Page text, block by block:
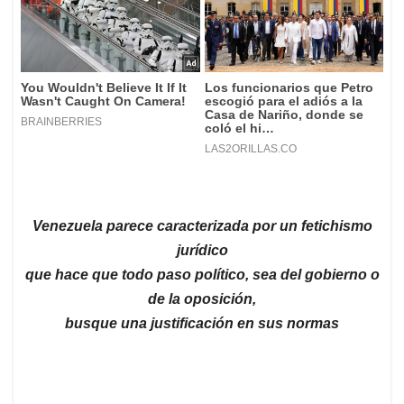
Venezuela parece caracterizada por un fetichismo
jurídico
que hace que todo paso político, sea del gobierno o
de la oposición,
busque una justificación en sus normas